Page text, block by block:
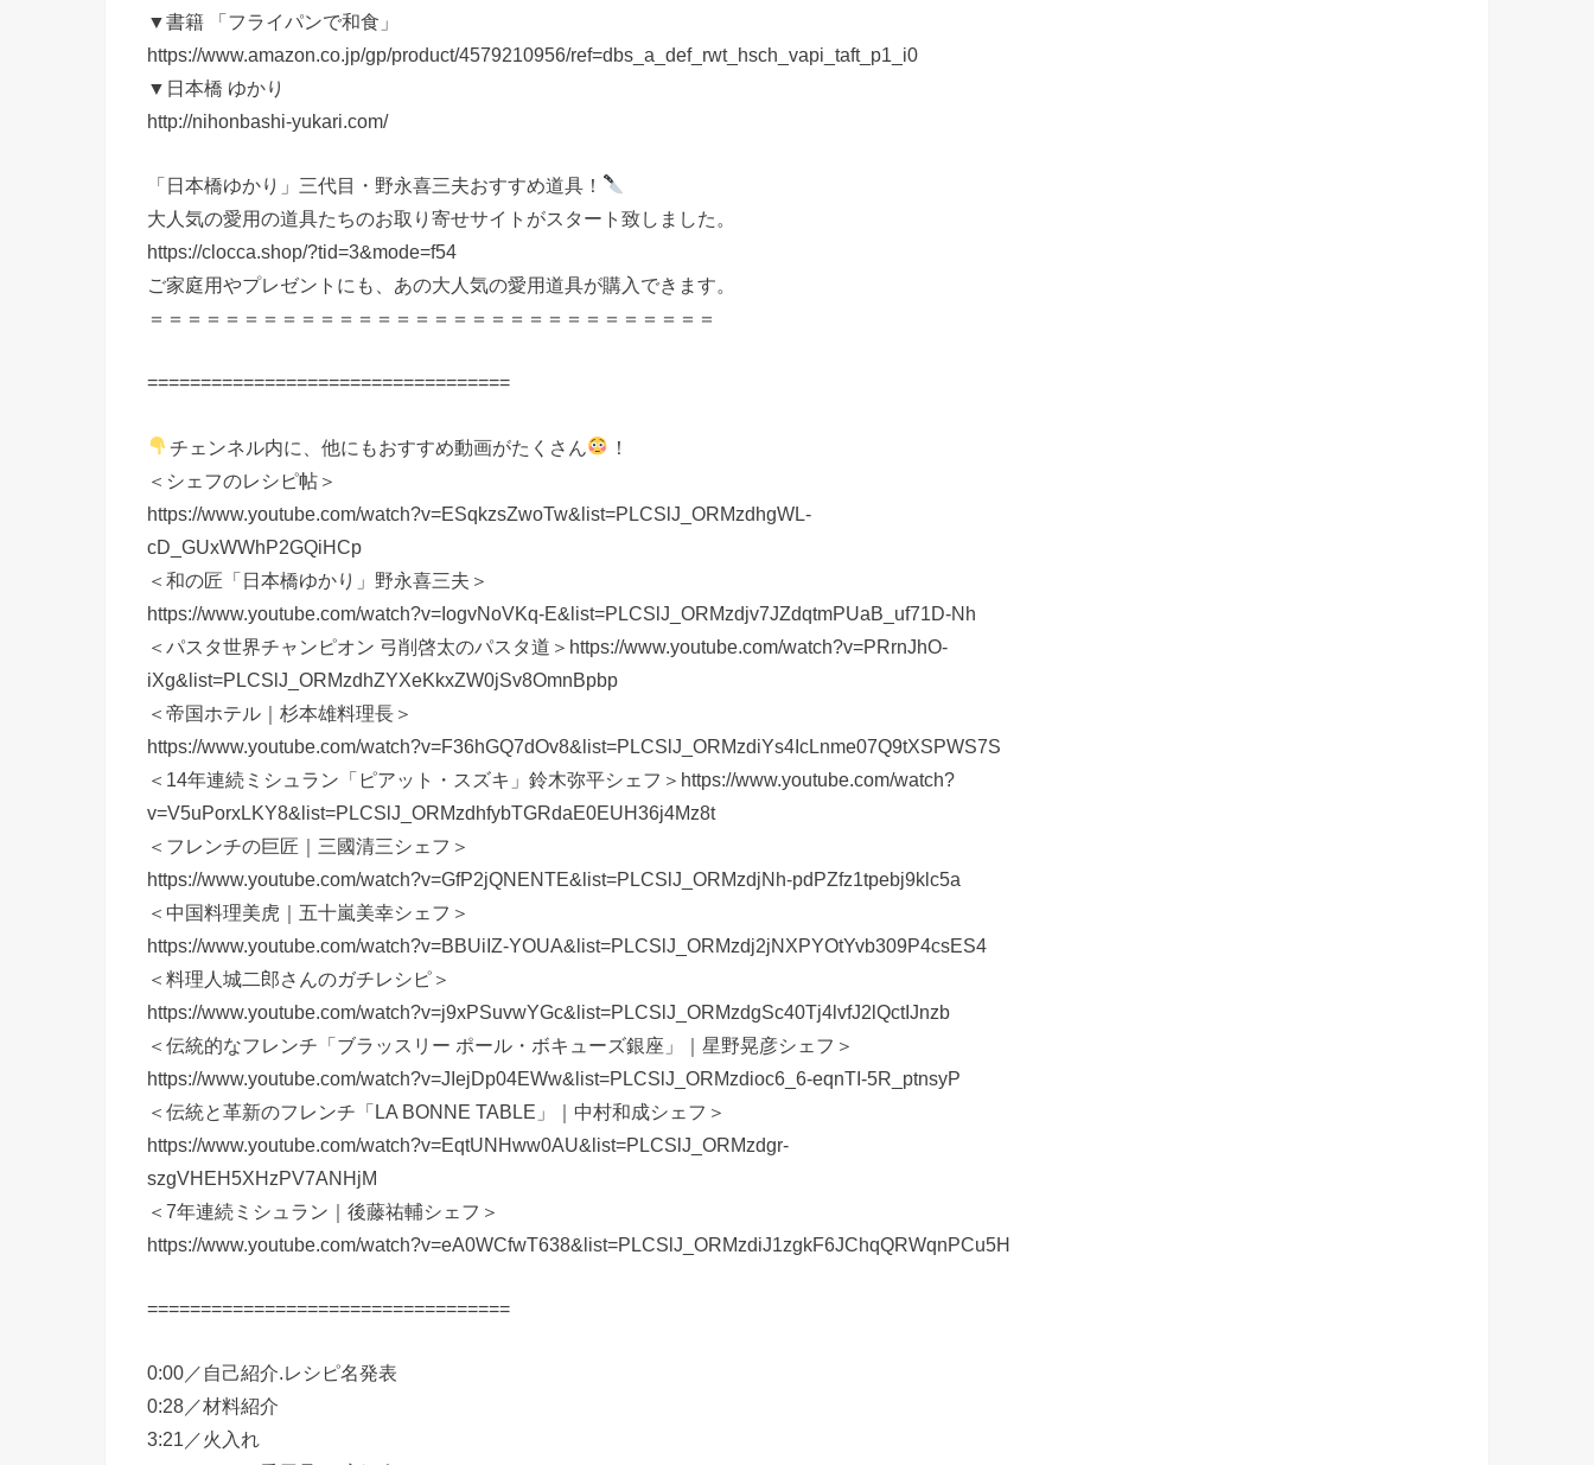
▼書籍 「フライパンで和食」
https://www.amazon.co.jp/gp/product/4579210956/ref=dbs_a_def_rwt_hsch_vapi_taft_p1_i0
▼日本橋 ゆかり
http://nihonbashi-yukari.com/
「日本橋ゆかり」三代目・野永喜三夫おすすめ道具！
大人気の愛用の道具たちのお取り寄せサイトがスタート致しました。
https://clocca.shop/?tid=3&mode=f54
ご家庭用やプレゼントにも、あの大人気の愛用道具が購入できます。
＝＝＝＝＝＝＝＝＝＝＝＝＝＝＝＝＝＝＝＝＝＝＝＝＝＝＝＝＝＝
==================================
チェンネル内に、他にもおすすめ動画がたくさん
！
＜シェフのレシピ帖＞
https://www.youtube.com/watch?v=ESqkzsZwoTw&list=PLCSlJ_ORMzdhgWL-
cD_GUxWWhP2GQiHCp
＜和の匠「日本橋ゆかり」野永喜三夫＞
https://www.youtube.com/watch?v=IogvNoVKq-E&list=PLCSlJ_ORMzdjv7JZdqtmPUaB_uf71D-Nh
＜パスタ世界チャンピオン 弓削啓太のパスタ道＞https://www.youtube.com/watch?v=PRrnJhO-
iXg&list=PLCSlJ_ORMzdhZYXeKkxZW0jSv8OmnBpbp
＜帝国ホテル｜杉本雄料理長＞
https://www.youtube.com/watch?v=F36hGQ7dOv8&list=PLCSlJ_ORMzdiYs4IcLnme07Q9tXSPWS7S
＜14年連続ミシュラン「ピアット・スズキ」鈴木弥平シェフ＞https://www.youtube.com/watch?
v=V5uPorxLKY8&list=PLCSlJ_ORMzdhfybTGRdaE0EUH36j4Mz8t
＜フレンチの巨匠｜三國清三シェフ＞
https://www.youtube.com/watch?v=GfP2jQNENTE&list=PLCSlJ_ORMzdjNh-pdPZfz1tpebj9klc5a
＜中国料理美虎｜五十嵐美幸シェフ＞
https://www.youtube.com/watch?v=BBUiIZ-YOUA&list=PLCSlJ_ORMzdj2jNXPYOtYvb309P4csES4
＜料理人城二郎さんのガチレシピ＞
https://www.youtube.com/watch?v=j9xPSuvwYGc&list=PLCSlJ_ORMzdgSc40Tj4lvfJ2lQctIJnzb
＜伝統的なフレンチ「ブラッスリー ポール・ボキューズ銀座」｜星野晃彦シェフ＞
https://www.youtube.com/watch?v=JIejDp04EWw&list=PLCSlJ_ORMzdioc6_6-eqnTI-5R_ptnsyP
＜伝統と革新のフレンチ「LA BONNE TABLE」｜中村和成シェフ＞
https://www.youtube.com/watch?v=EqtUNHww0AU&list=PLCSlJ_ORMzdgr-
szgVHEH5XHzPV7ANHjM
＜7年連続ミシュラン｜後藤祐輔シェフ＞
https://www.youtube.com/watch?v=eA0WCfwT638&list=PLCSlJ_ORMzdiJ1zgkF6JChqQRWqnPCu5H
==================================
0:00／自己紹介.レシピ名発表
0:28／材料紹介
3:21／火入れ